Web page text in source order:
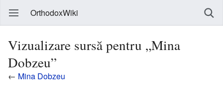
OrthodoxWiki
Vizualizare sursă pentru „Mina
Dobzeu”
← Mina Dobzeu